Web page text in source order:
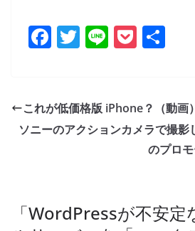
F
e
b
T
er
Li P
et
これが低価格版 iPhone？（動画）
ソニーのアクションカメラで撮影
のプロ
「WordPressが不安定